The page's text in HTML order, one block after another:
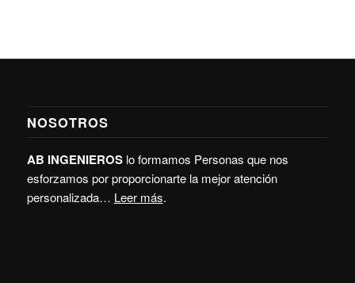
NOSOTROS
AB INGENIEROSlo formamos Personas que nos
esforzamos por proporcionarte la mejor atención
personalizada… Leer más.